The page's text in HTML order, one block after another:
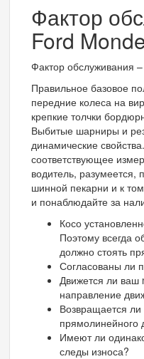
Фактор
Ford
Фактор обслуживания
Правильное базовое
передние колеса на
крепкие толчки
Выбитые шарниры и
динамические
соответствующее
водитель, разумеется,
шинной пекарни и к
и понаблюдайте за
Косо
Поэтому всегда
должно стоять
Согласованы ли
Движется ли ваш
направление
Возвращается
прямолинейного
Имеют ли
следы износа?